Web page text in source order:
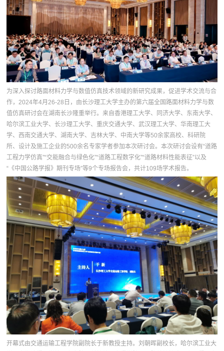
为深入探讨路面材料力学与数值仿真技术领域的新研究成果，促进学术交流与合
作，2024年4月26-28日，由长沙理工大学主办的第六届全国路面材料力学与数
值仿真研讨会在湖南长沙隆重举行。来自香港理工大学、同济大学、东南大学、
哈尔滨工业大学、长沙理工大学、重庆交通大学、武汉理工大学、华南理工大
学、西南交通大学、湖南大学、吉林大学、中南大学等50余家高校、科研院
所、设计及施工企业的500余名专家学者参加本次研讨会。本次研讨会设有“道路
工程力学仿真”“交能融合与绿色化”“道路工程数字化”“道路材料性能表征”以及
“《中国公路学报》期刊专场”等9个专场报告会，共计109场学术报告。
开幕式由交通运输工程学院副院长于新教授主持。刘朝晖副校长，哈尔滨工业大